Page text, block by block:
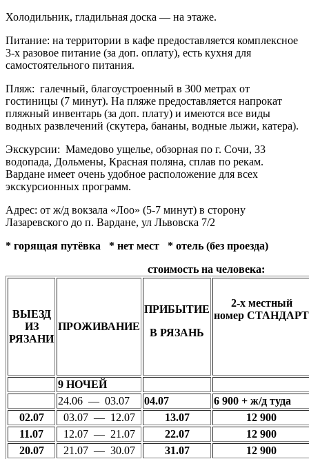
Холодильник, гладильная доска — на этаже.
Питание: на территории в кафе предоставляется комплексное
3-х разовое питание (за доп. оплату), есть кухня для
самостоятельного питания.
Пляж: галечный, благоустроенный в 300 метрах от
гостиницы (7 минут). На пляже предоставляется напрокат
пляжный инвентарь (за доп. плату) и имеются все виды
водных развлечений (скутера, бананы, водные лыжи, катера).
Экскурсии: Мамедово ущелье, обзорная по г. Сочи, 33
водопада, Дольмены, Красная поляна, сплав по рекам.
Вардане имеет очень удобное расположение для всех
экскурсионных программ.
Адрес: от ж/д вокзала «Лоо» (5-7 минут) в сторону
Лазаревского до п. Вардане, ул Львовска 7/2
* горящая путёвка * нет мест * отель (без проезда)
стоимость на человека:
ВЫЕЗД
ИЗ
РЯЗАНИ
ПРОЖИВАНИЕ
ПРИБЫТИЕ
В РЯЗАНЬ
2-х местный
номер СТАНДАРТ
9 НОЧЕЙ
24.06 — 03.07
04.07
6 900 + ж/д туда
02.07
03.07 — 12.07 13.07
12 900
11.07
12.07 — 21.07 22.07
12 900
20.07
21.07 — 30.07 31.07
12 900